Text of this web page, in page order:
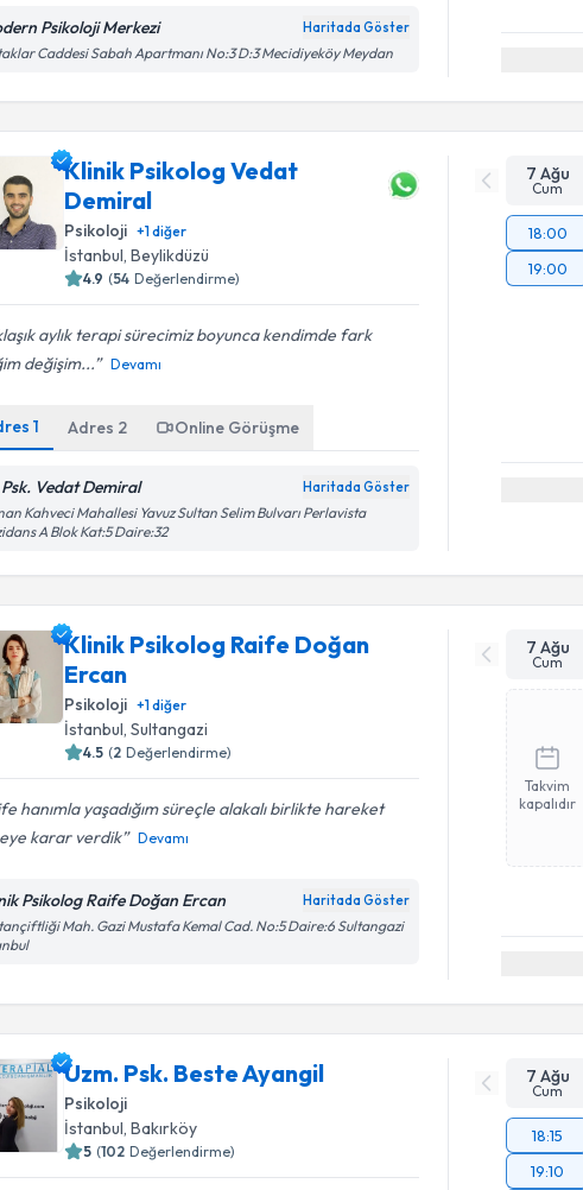
Psikoloji Merkezi Haritada Göster
Caddesi Sabah Apartmanı No:3 D:3 Mecidiyeköy Meydan
Klinik Psikolog Vedat
Demiral
Psikoloji +1diğer
İstanbul , Beylikdüzü
4.9 (54 Değerlendirme)
aylık terapi sürecimiz boyunca kendimde fark
değişim...
Devamı
1 Adres 2 Online Görüşme
Vedat Demiral Haritada Göster
Kahveci Mahallesi Yavuz Sultan Selim Bulvarı Perlavista
A Blok Kat:5 Daire:32
7 Ağu
Cum
18:00
19:00
Klinik Psikolog Raife Doğan
Ercan
Psikoloji +1diğer
İstanbul , Sultangazi
4.5 (2 Değerlendirme)
hanımla yaşadığım süreçle alakalı birlikte hareket
karar verdik
Devamı
Psikolog Raife Doğan Ercan Haritada Göster
Mah. Gazi Mustafa Kemal Cad. No:5 Daire:6 Sultangazi
7 Ağu
Cum
Takvim
kapalıdır
Uzm. Psk. Beste Ayangil
Psikoloji
İstanbul, Bakırköy
5 (102 Değerlendirme)
7 Ağu
Cum
18:15
19:10